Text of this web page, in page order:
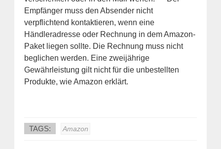
Empfänger muss den Absender nicht
verpflichtend kontaktieren, wenn eine
Händleradresse oder Rechnung in dem Amazon-
Paket liegen sollte. Die Rechnung muss nicht
beglichen werden. Eine zweijährige
Gewährleistung gilt nicht für die unbestellten
Produkte, wie Amazon erklärt.
TAGS: Amazon